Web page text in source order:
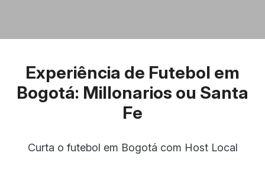
Experiência de Futebol em
Bogotá: Millonarios ou Santa
Fe
Curta o futebol em Bogotá com Host Local